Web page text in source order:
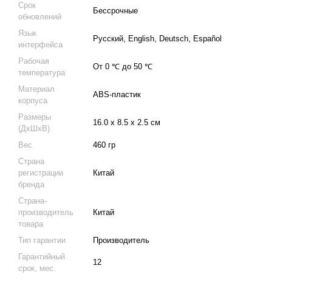
Срок
обновлений
Бессрочные
Язык
интерфейса
Русский, English, Deutsch, Español
Рабочая
температура
От 0 ℃ до 50 ℃
Материал
корпуса
ABS-пластик
Размеры
(ДхШхВ)
16.0 х 8.5 х 2.5 см
Вес
460 гр
Страна
регистрации
бренда
Китай
Страна-
производитель
товара
Китай
Тип гарантии
Производитель
Гарантийный
срок, мес.
12